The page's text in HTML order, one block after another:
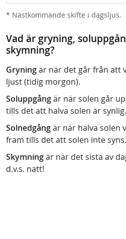
* Nästkommande skifte i dagsljus.
Vad är gryning,
skymning?
Gryningär när det går från att
ljust (tidig morgon).
Soluppgångär när solen går
tills det att halva solen är synlig.
Solnedgångär när halva solen
fram tills det att solen inte syns.
Skymningär när det sista av
d.v.s. natt!